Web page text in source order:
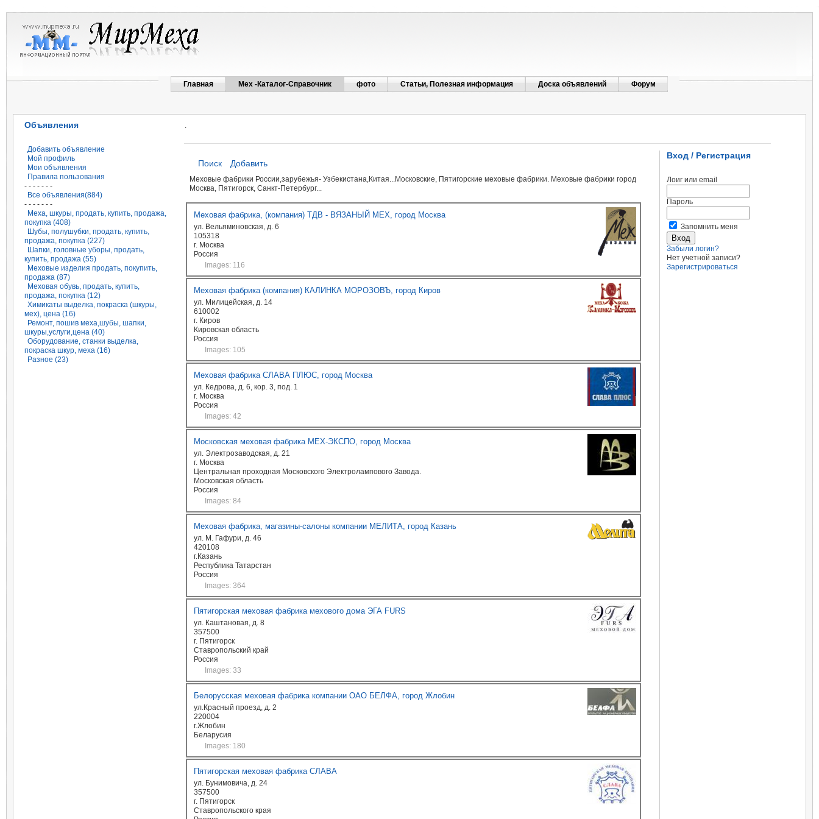
Главная Мех -Каталог-Справочник фото Статьи, Полезная информация Доска объявлений Форум
Объявления
Добавить объявление
Мой профиль
Мои объявления
Правила пользования
- - - - - - -
Все объявления(884)
- - - - - - -
Меха, шкуры, продать, купить, продажа,
покупка (408)
Шубы, полушубки, продать, купить,
продажа, покупка (227)
Шапки, головные уборы, продать,
купить, продажа (55)
Меховые изделия продать, покупить,
продажа (87)
Меховая обувь, продать, купить,
продажа, покупка (12)
Химикаты выделка, покраска (шкуры,
мех), цена (16)
Ремонт, пошив меха,шубы, шапки,
шкуры,услуги,цена (40)
Оборудование, станки выделка,
покраска шкур, меха (16)
Разное (23)
.
Поиск Добавить
Меховые фабрики России,зарубежья- Узбекистана,Китая...Московские, Пятигорские меховые фабрики. Меховые фабрики город
Москва, Пятигорск, Санкт-Петербург...
Меховая фабрика, (компания) ТДВ - ВЯЗАНЫЙ МЕХ, город Москва
ул. Вельяминовская, д. 6
105318
г. Москва
Россия
Images: 116
Меховая фабрика (компания) КАЛИНКА МОРОЗОВЪ, город Киров
ул. Милицейская, д. 14
610002
г. Киров
Кировская область
Россия
Images: 105
Меховая фабрика СЛАВА ПЛЮС, город Москва
ул. Кедрова, д. 6, кор. 3, под. 1
г. Москва
Россия
Images: 42
Московская меховая фабрика МЕХ-ЭКСПО, город Москва
ул. Электрозаводская, д. 21
г. Москва
Центральная проходная Московского Электролампового Завода.
Московская область
Россия
Images: 84
Меховая фабрика, магазины-салоны компании МЕЛИТА, город Казань
ул. М. Гафури, д. 46
420108
г.Казань
Республика Татарстан
Россия
Images: 364
Пятигорская меховая фабрика мехового дома ЭГА FURS
ул. Каштановая, д. 8
357500
г. Пятигорск
Ставропольский край
Россия
Images: 33
Белорусская меховая фабрика компании ОАО БЕЛФА, город Жлобин
ул.Красный проезд, д. 2
220004
г.Жлобин
Беларусия
Images: 180
Пятигорская меховая фабрика СЛАВА
ул. Бунимовича, д. 24
357500
г. Пятигорск
Ставропольского края
Вход / Регистрация
Лоиг или email
Пароль
Запомнить меня
Забыли логин?
Нет учетной записи?
Зарегистрироваться